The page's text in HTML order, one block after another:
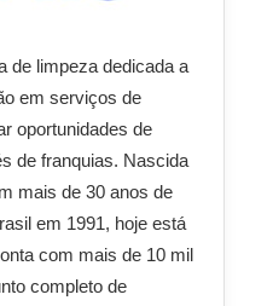
de limpeza dedicada a
em serviços de
oportunidades de
de franquias. Nascida
mais de 30 anos de
em 1991, hoje está
com mais de 10 mil
completo de